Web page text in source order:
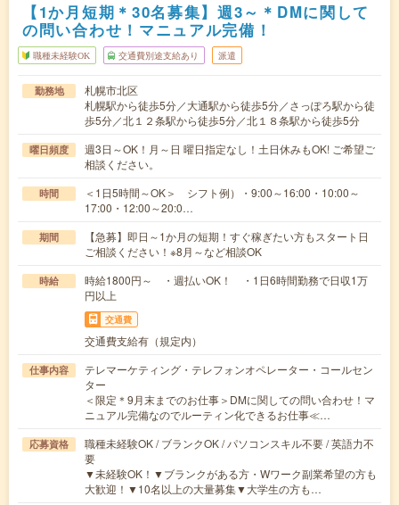
【1か月短期＊30名募集】週3～＊DMに関して
の問い合わせ！マニュアル完備！
職種未経験OK 交通費別途支給あり 派遣
勤務地
札幌市北区
札幌駅から徒歩5分／大通駅から徒歩5分／さっぽろ駅から徒
歩5分／北１２条駅から徒歩5分／北１８条駅から徒歩5分
曜日頻度
週3日～OK！月～日 曜日指定なし！土日休みもOK! ご希望ご
相談ください。
時間
＜1日5時間～OK＞ シフト例）・9:00～16:00・10:00～
17:00・12:00～20:0…
期間
【急募】即日～1か月の短期！すぐ稼ぎたい方もスタート日
ご相談ください！※8月～など相談OK
時給
時給1800円～ ・週払いOK！ ・1日6時間勤務で日収1万
円以上
交通費
交通費支給有（規定内）
仕事内容
テレマーケティング・テレフォンオペレーター・コールセン
ター
＜限定＊9月末までのお仕事＞DMに関しての問い合わせ！マ
ニュアル完備なのでルーティン化できるお仕事≪…
応募資格
職種未経験OK / ブランクOK / パソコンスキル不要 / 英語力不
要
▼未経験OK！▼ブランクがある方・Wワーク副業希望の方も
大歓迎！▼10名以上の大量募集▼大学生の方も…